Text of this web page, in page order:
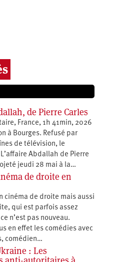
de Pierre Carles
France, 1h 41min, 2026
à Bourges. Refusé par
de télévision, le
Abdallah de Pierre
jeudi 28 mai à la…
de droite en
cinéma de droite mais aussi
qui est parfois assez
n’est pas nouveau.
en effet les comédies avec
comédien…
: Les